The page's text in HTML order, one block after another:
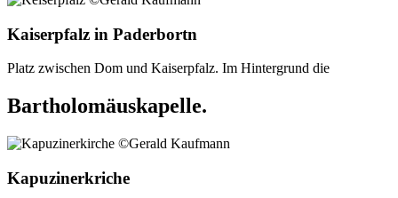
Kaiserpfalz in Paderbortn
Platz zwischen Dom und Kaiserpfalz. Im Hintergrund die
Bartholomäuskapelle.
Kapuzinerkriche